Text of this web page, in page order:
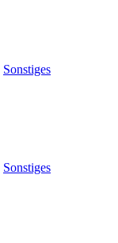
Sonstiges
Sonstiges